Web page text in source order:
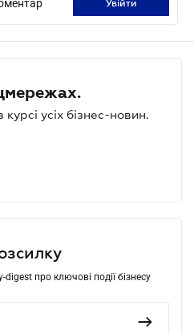
увійти
усіх бізнес-новин.
про ключові події бізнесу